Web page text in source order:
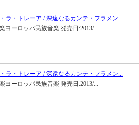
ラ・トレーア / 深遠なるカンテ・フラメン...
ヨーロッパ民族音楽 発売日:2013/...
ラ・トレーア / 深遠なるカンテ・フラメン...
ヨーロッパ民族音楽 発売日:2013/...